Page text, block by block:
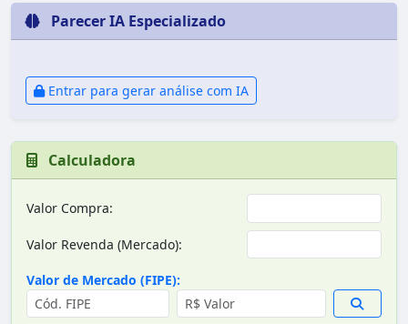
Parecer IA Especializado
Entrar para gerar análise com IA
Calculadora
Valor Compra:
Valor Revenda (Mercado):
Valor de Mercado (FIPE):